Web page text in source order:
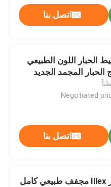
اتصل بنا
الحبار اللون الطبيعي
الحبار المجمد الجديد
اتصل بنا
100٪ حبار Illex مجفف طبيعي كامل